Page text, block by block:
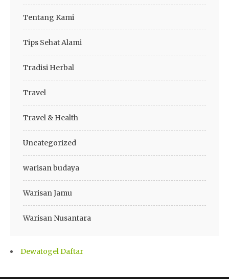
Tentang Kami
Tips Sehat Alami
Tradisi Herbal
Travel
Travel & Health
Uncategorized
warisan budaya
Warisan Jamu
Warisan Nusantara
Dewatogel Daftar